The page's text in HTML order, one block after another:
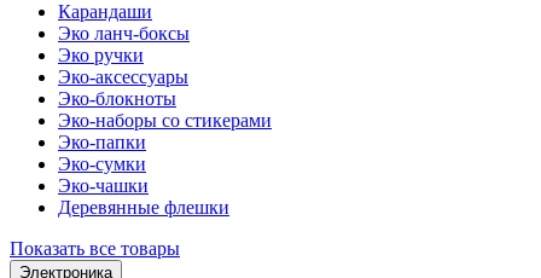
Карандаши
Эко ланч-боксы
Эко ручки
Эко-аксессуары
Эко-блокноты
Эко-наборы со стикерами
Эко-папки
Эко-сумки
Эко-чашки
Деревянные флешки
Показать все товары
Электроника